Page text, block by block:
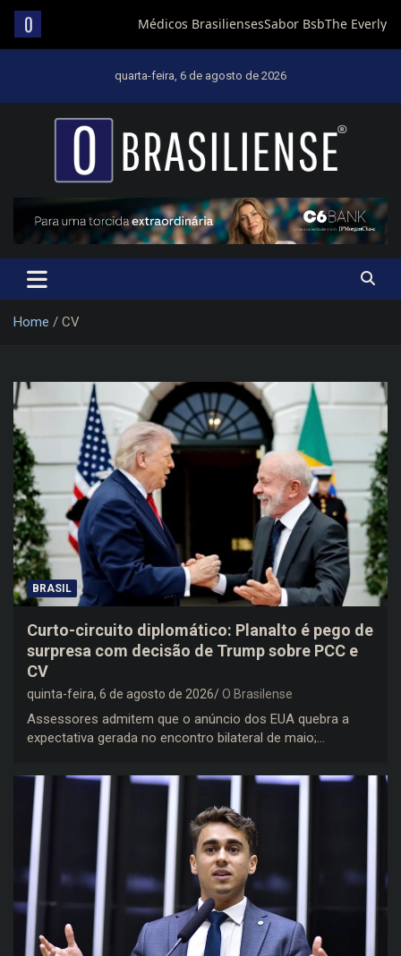
quarta-feira, 6 de agosto de 2026
Um diário de notícias que trabalha por Brasília
Home CV
BRASIL
Curto-circuito diplomático: Planalto é pego de
surpresa com decisão de Trump sobre PCC e
CV
quinta-feira, 6 de agosto de 2026 O Brasilense
Assessores admitem que o anúncio dos EUA quebra a
expectativa gerada no encontro bilateral de maio;…